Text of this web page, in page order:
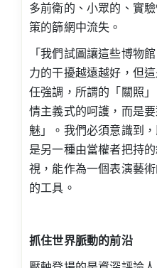
多前衛的、小眾的、實
策的篩網中流失。
「我們試圖讓這些博物
力的干擾越遠越好，但
任強調，所謂的「關照
情主義式的呵護，而是
魅」。我們必須意識到
是另一種由當權者把持
視，能作為一個表演藝
的工具。
抓住世界脈動的前沿